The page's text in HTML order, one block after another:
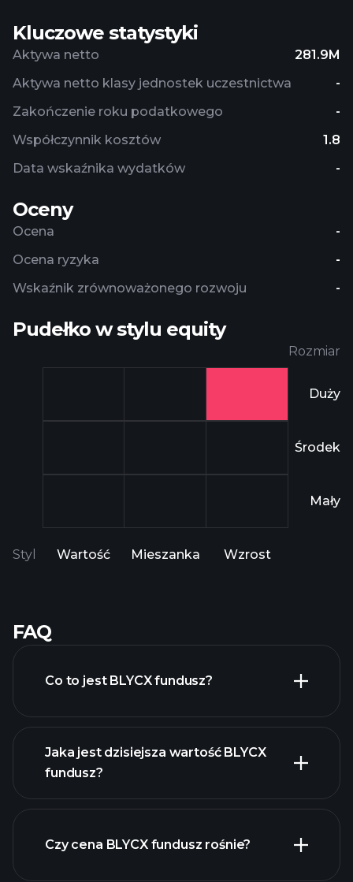
Kluczowe statystyki
Aktywa netto
281.9M
Aktywa netto klasy jednostek uczestnictwa
-
Zakończenie roku podatkowego
-
Współczynnik kosztów
1.8
Data wskaźnika wydatków
-
Oceny
Ocena
-
Ocena ryzyka
-
Wskaźnik zrównoważonego rozwoju
-
Pudełko w stylu equity
Rozmiar
Duży
Środek
Mały
Styl Wartość Mieszanka Wzrost
FAQ
Co to jest BLYCX fundusz?
Jaka jest dzisiejsza wartość BLYCX
fundusz?
Czy cena BLYCX fundusz rośnie?